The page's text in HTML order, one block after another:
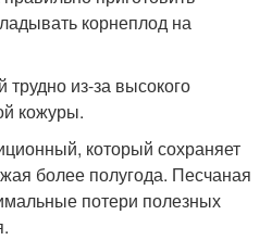
корнеплод на
из-за высокого
кожуры.
который сохраняет
более полугода. Песчаная
потери полезных